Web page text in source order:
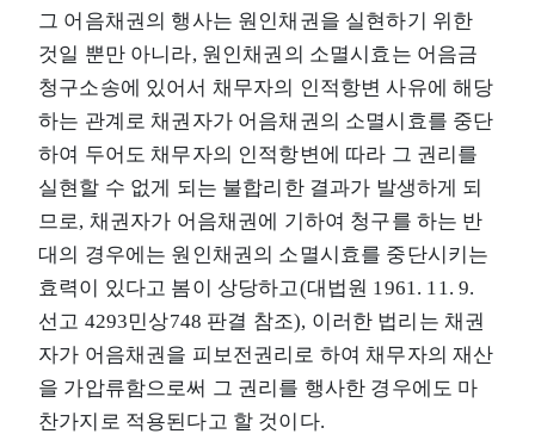
그 어음채권의 행사는 원인채권을 실현하기 위한
것일 뿐만 아니라, 원인채권의 소멸시효는 어음금
청구소송에 있어서 채무자의 인적항변 사유에 해당
하는 관계로 채권자가 어음채권의 소멸시효를 중단
하여 두어도 채무자의 인적항변에 따라 그 권리를
실현할 수 없게 되는 불합리한 결과가 발생하게 되
므로, 채권자가 어음채권에 기하여 청구를 하는 반
대의 경우에는 원인채권의 소멸시효를 중단시키는
효력이 있다고 봄이 상당하고(대법원 1961. 11. 9.
선고 4293민상748 판결 참조), 이러한 법리는 채권
자가 어음채권을 피보전권리로 하여 채무자의 재산
을 가압류함으로써 그 권리를 행사한 경우에도 마
찬가지로 적용된다고 할 것이다.